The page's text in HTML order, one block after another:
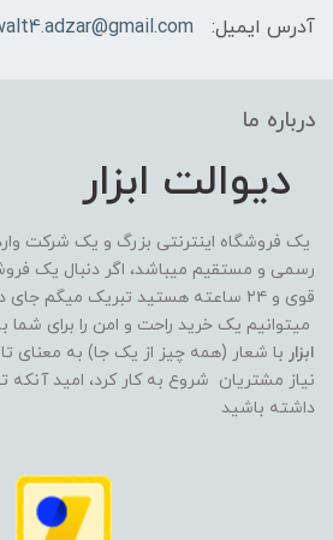
آدرس ایمیل:
درباره ما
دیوالت ابزار
یک فروشگاه اینترنتی بزرگ و یک شرکت
رسمی و مستقیم میباشد، اگر دنبال یک
قوی و ۲۴ ساعته هستید تبریک میگم
میتوانیم یک خرید راحت و امن را برای شما
ابزار با شعار (همه چیز از یک جا) به معنای
نیاز مشتریان شروع به کار کرد، امید آنکه
داشته باشید